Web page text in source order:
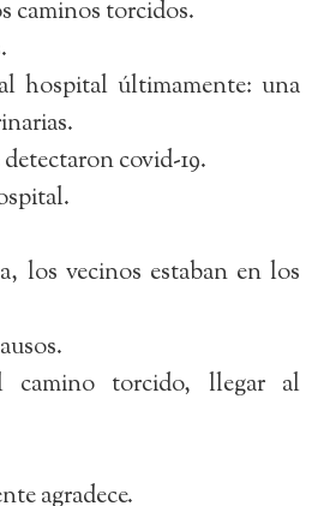
caminos torcidos.
hospital últimamente: una
covid-19.
los vecinos estaban en los
camino torcido, llegar al
agradece.